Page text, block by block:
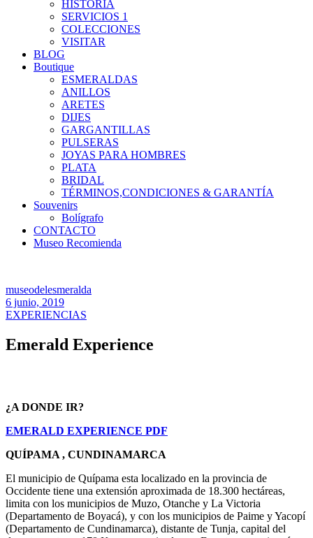
HISTORIA
SERVICIOS 1
COLECCIONES
VISITAR
BLOG
Boutique
ESMERALDAS
ANILLOS
ARETES
DIJES
GARGANTILLAS
PULSERAS
JOYAS PARA HOMBRES
PLATA
BRIDAL
TÉRMINOS,CONDICIONES & GARANTÍA
Souvenirs
Bolígrafo
CONTACTO
Museo Recomienda
museodelesmeralda
6 junio, 2019
EXPERIENCIAS
Emerald Experience
¿A DONDE IR?
EMERALD EXPERIENCE PDF
QUÍPAMA , CUNDINAMARCA
El municipio de Quípama esta localizado en la provincia de
Occidente tiene una extensión aproximada de 18.300 hectáreas,
limita con los municipios de Muzo, Otanche y La Victoria
(Departamento de Boyacá), y con los municipios de Paime y Yacopí
(Departamento de Cundinamarca), distante de Tunja, capital del